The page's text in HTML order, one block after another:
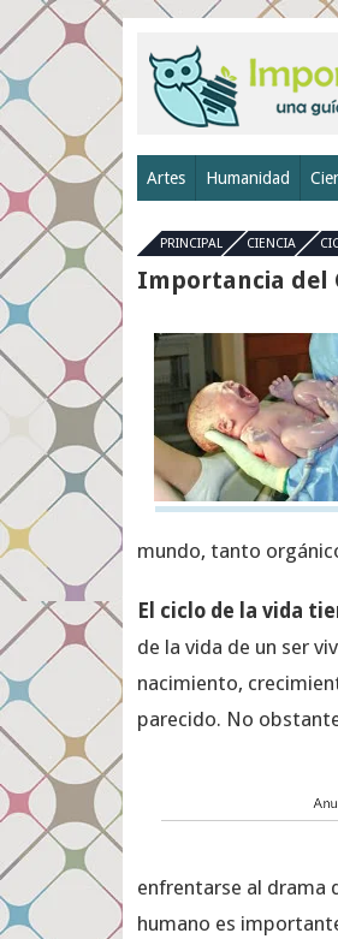
Artes Humanidad
PRINCIPAL CIENCIA
Importancia del
mundo, tanto
El ciclo de la vida
de la vida de un ser
nacimiento,
parecido. No
enfrentarse al drama
humano es